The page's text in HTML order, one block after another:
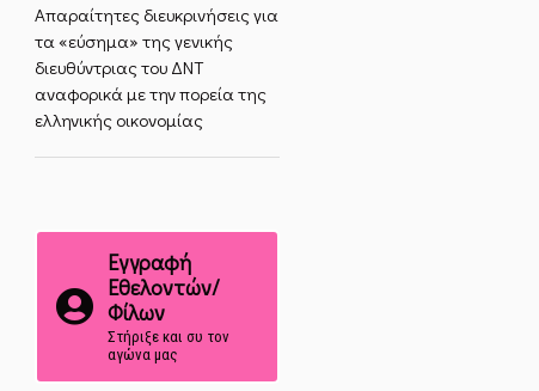
Απαραίτητες διευκρινήσεις για
τα «εύσημα» της γενικής
διευθύντριας του ΔΝΤ
αναφορικά με την πορεία της
ελληνικής οικονομίας
Εγγραφή
Εθελοντών/
Φίλων
Στήριξε και συ τον
αγώνα μας